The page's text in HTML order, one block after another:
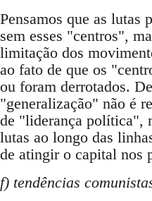
Pensamos que as lutas
sem esses "centros",
limitação dos
ao fato de que os
ou foram derrotados.
"generalização" não é
de "liderança política",
lutas ao longo das
de atingir o capital nos
f) tendências